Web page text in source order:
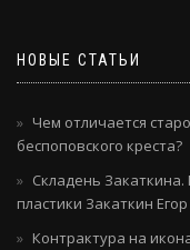
НОВЫЕ СТАТЬИ
Чем отличается
беспоповского креста?
Складень
пластики Закаткин
Контрактура на